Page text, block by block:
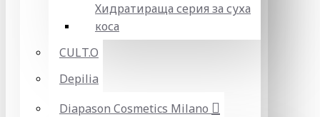
Хидратираща серия за суха
коса
CULT.O
Depilia
Diapason Cosmetics Milano